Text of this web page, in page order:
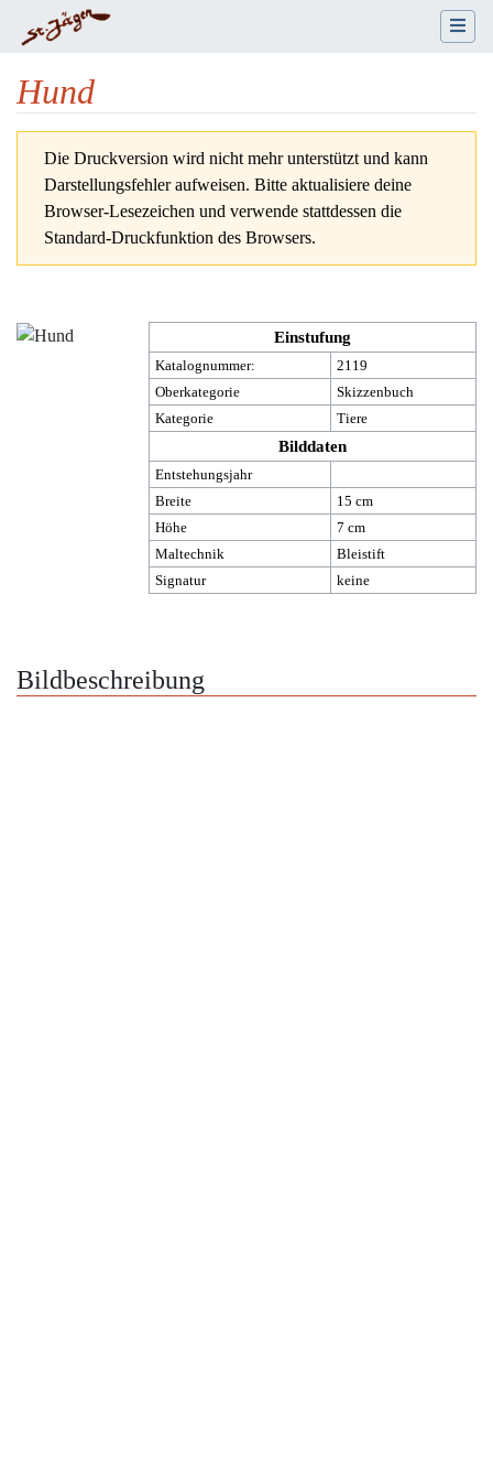
Hund
Die Druckversion wird nicht mehr unterstützt und kann
Darstellungsfehler aufweisen. Bitte aktualisiere deine
Browser-Lesezeichen und verwende stattdessen die
Standard-Druckfunktion des Browsers.
Einstufung
Katalognummer:
2119
Oberkategorie
Skizzenbuch
Kategorie
Tiere
Bilddaten
Entstehungsjahr
Breite
15 cm
Höhe
7 cm
Maltechnik
Bleistift
Signatur
keine
Bildbeschreibung